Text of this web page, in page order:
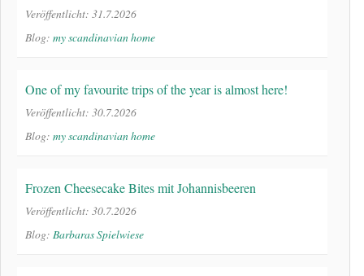
Veröffentlicht: 31.7.2026
Blog: my scandinavian home
One of my favourite trips of the year is almost here!
Veröffentlicht: 30.7.2026
Blog: my scandinavian home
Frozen Cheesecake Bites mit Johannisbeeren
Veröffentlicht: 30.7.2026
Blog: Barbaras Spielwiese